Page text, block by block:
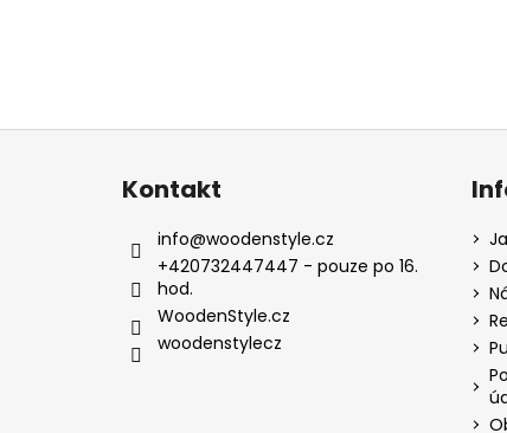
Z
Kontakt
info@woodenstyle.cz
+420732447447 - pouze po 16.
hod.
WoodenStyle.cz
woodenstylecz